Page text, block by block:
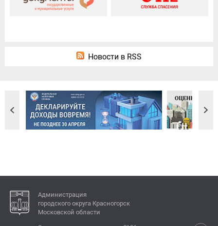
Новости в RSS
Администрация
городского округа Красногорск
Московской области